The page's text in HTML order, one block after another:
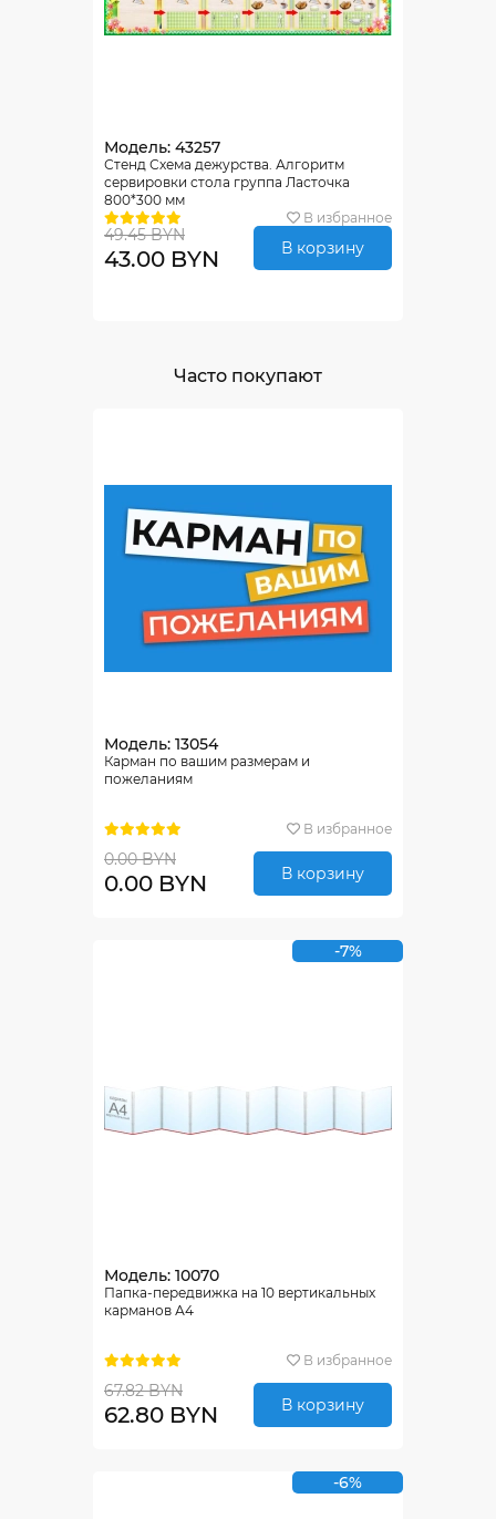
Модель: 43257
Стенд Схема дежурства. Алгоритм
сервировки стола группа Ласточка
800*300 мм
В избранное
49.45 BYN
43.00 BYN В корзину
Часто покупают
Модель: 13054
Карман по вашим размерам и
пожеланиям
В избранное
0.00 BYN
0.00 BYN В корзину
-7%
Модель: 10070
Папка-передвижка на 10 вертикальных
карманов А4
В избранное
67.82 BYN
62.80 BYN В корзину
-6%